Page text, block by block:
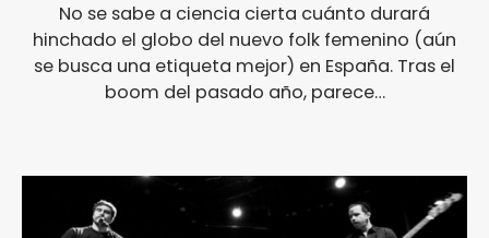
No se sabe a ciencia cierta cuánto durará
hinchado el globo del nuevo folk femenino (aún
se busca una etiqueta mejor) en España. Tras el
boom del pasado año, parece…